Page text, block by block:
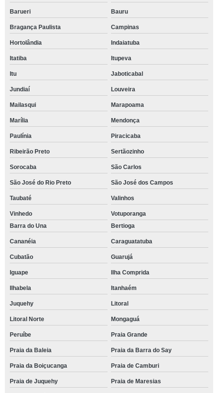
Barueri Bauru
Bragança Paulista Campinas
Hortolândia Indaiatuba
Itatiba Itupeva
Itu Jaboticabal
Jundiaí Louveira
Mailasqui Marapoama
Marília Mendonça
Paulínia Piracicaba
Ribeirão Preto Sertãozinho
Sorocaba São Carlos
São José do Rio Preto São José dos Campos
Taubaté Valinhos
Vinhedo
Votuporanga
Barra do Una
Bertioga
Cananéia Caraguatatuba
Cubatão Guarujá
Iguape Ilha Comprida
Ilhabela Itanhaém
Juquehy Litoral
Litoral Norte Mongaguá
Peruíbe Praia Grande
Praia da Baleia Praia da Barra do Say
Praia da Boiçucanga Praia de Camburi
Praia de Juquehy Praia de Maresias